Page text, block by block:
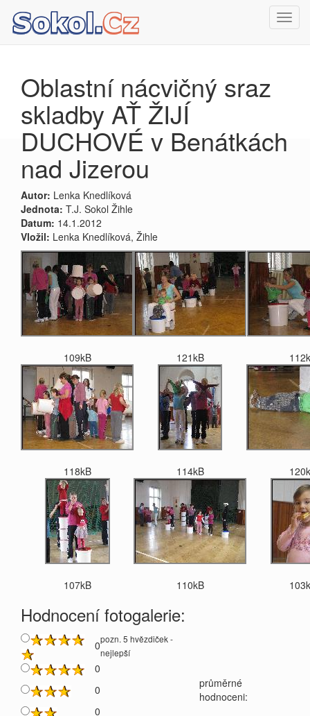
Oblastní nácvičný sraz
skladby AŤ ŽIJÍ
DUCHOVÉ v Benátkách
nad Jizerou
Autor: Lenka Knedlíková
Jednota: T.J. Sokol Žihle
Datum: 14.1.2012
Vložil: Lenka Knedlíková, Žihle
109kB 121kB
118kB 114kB
107kB 110kB
Hodnocení fotogalerie:
0pozn. 5 hvězdiček -
nejlepší
0
0
průměrné
hodnoceni:
0